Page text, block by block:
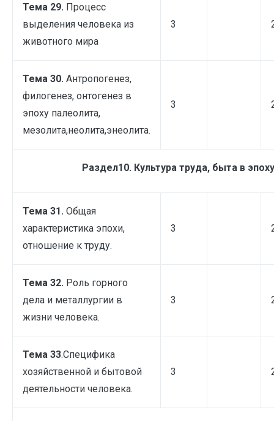
Тема 29. Процесс
выделения человека из
животного мира
3
Тема 30. Антропогенез,
филогенез, онтогенез в
эпоху палеолита,
мезолита,неолита,энеолита.
3
Раздел10. Культура труда, быта в
Тема 31. Общая
характеристика эпохи,
отношение к труду.
3
Тема 32. Роль горного
дела и металлургии в
жизни человека.
3
Тема 33.Специфика
хозяйственной и бытовой
деятельности человека.
3